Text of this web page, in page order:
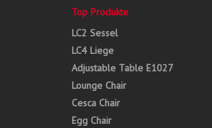
Top Produkte
LC2 Sessel
LC4 Liege
Adjustable Table E1027
Lounge Chair
Cesca Chair
Egg Chair